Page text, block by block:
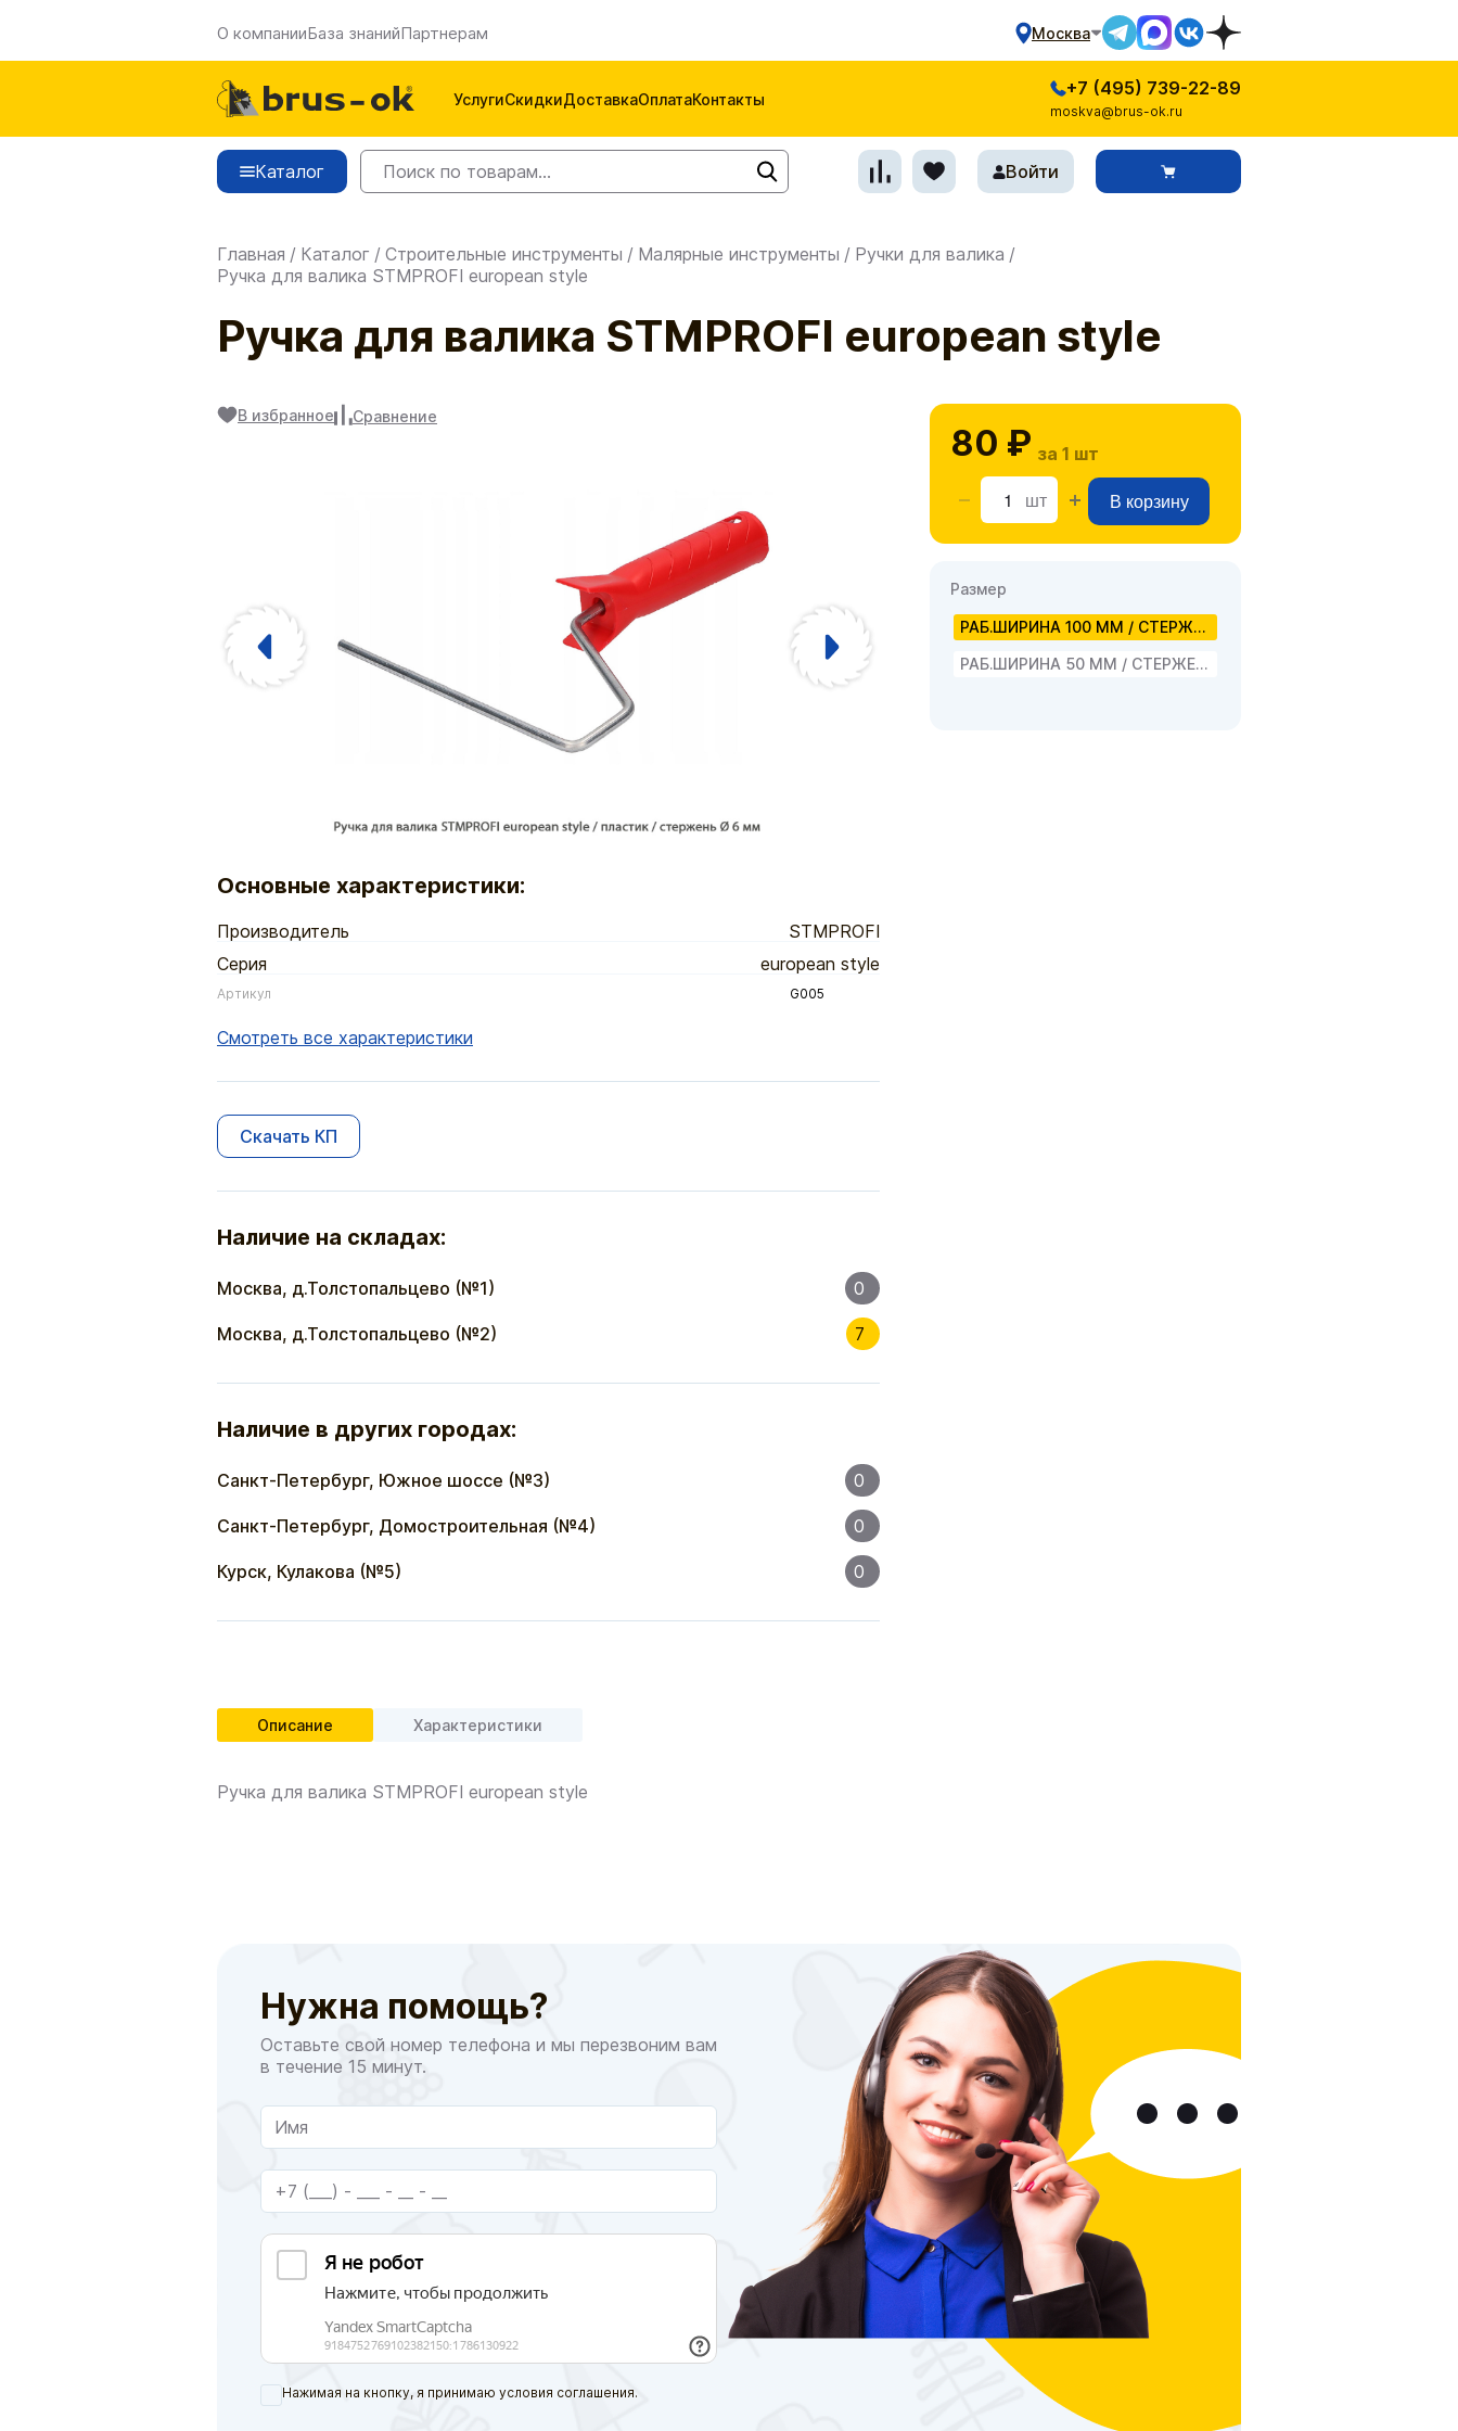
О компанииБаза знанийПартнерам Москва
УслугиСкидкиДоставкаОплатаКонтакты
+7 (495) 739-22-89
moskva@brus-ok.ru
Каталог Войти
Главная / Каталог / Строительные инструменты / Малярные инструменты / Ручки для валика /
Ручка для валика STMPROFI european style
Ручка для валика STMPROFI european style
В избранное Сравнение
Основные характеристики:
Производитель
STMPROFI
Серия
european style
Артикул G005
Смотреть все характеристики
Скачать КП
Наличие на складах:
Москва, д.Толстопальцево (№1) 0
Москва, д.Толстопальцево (№2) 7
Наличие в других городах:
Санкт-Петербург, Южное шоссе (№3) 0
Санкт-Петербург, Домостроительная (№4) 0
Курск, Кулакова (№5) 0
Описание Характеристики
Ручка для валика STMPROFI european style
80 ₽ за 1 шт
шт В корзину
Размер
РАБ.ШИРИНА 100 ММ / СТЕРЖЕНЬ Ø 6 ММ
РАБ.ШИРИНА 50 ММ / СТЕРЖЕНЬ Ø 6 ММ
Нужна помощь?
Оставьте свой номер телефона и мы перезвоним вам
в течение 15 минут.
Нажимая на кнопку, я принимаю условия соглашения.